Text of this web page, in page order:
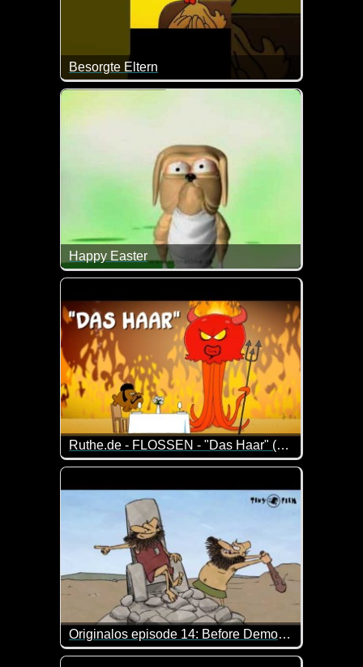
Besorgte Eltern
Man muss ja schon mal mit den Kindern drüber
Happy Easter
Tja, so kann es gehen, wenn man so verfressen ist
Ruthe.de - FLOSSEN - "Das Haar" (Folge 16)
Episode 16 der Serie um zwei Dudes mit Kiemen
Originalos episode 14: Before Democracy
Hast du jemals darüber nachgedacht, wie die